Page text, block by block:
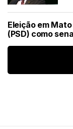
Eleição em
(PSD) como